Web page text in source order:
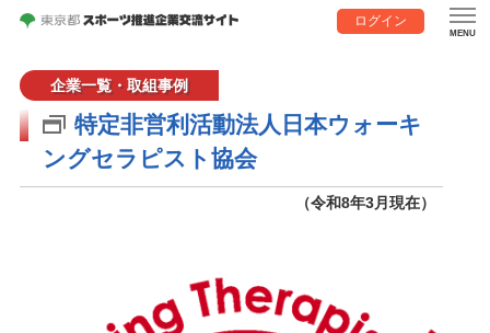
ログイン
企業一覧・取組事例
特定非営利活動法人日本ウォーキ
ングセラピスト協会
（令和8年3月現在）